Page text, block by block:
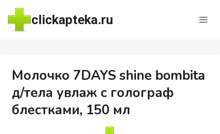
Перейти
содержимому
clickapteka.ru
Молочко 7DAYS shine bombita
д/тела увлаж с голограф
блестками, 150 мл